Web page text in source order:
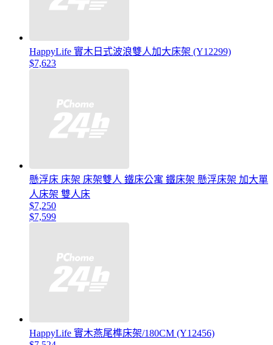
HappyLife 實木日式波浪雙人加大床架 (Y12299)
$7,623
懸浮床 床架 床架雙人 鐵床公寓 鐵床架 懸浮床架 加大單
人床架 雙人床
$7,250
$7,599
HappyLife 實木燕尾榫床架/180CM (Y12456)